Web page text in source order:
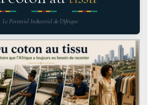
Le Potentiel Industriel de l'Afrique